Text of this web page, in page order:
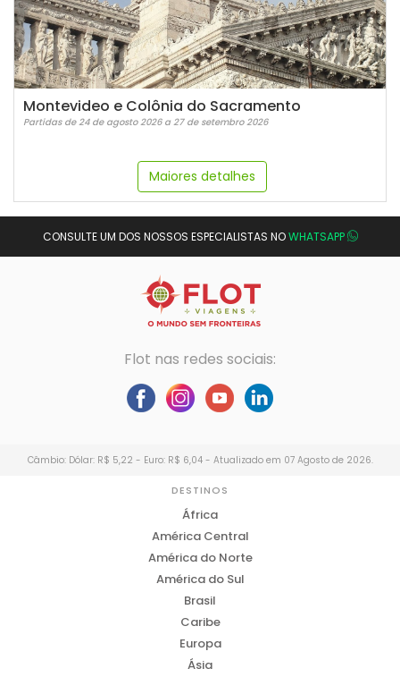
Montevideo e Colônia do Sacramento
Partidas de 24 de agosto 2026 a 27 de setembro 2026
Maiores detalhes
CONSULTE UM DOS NOSSOS ESPECIALISTAS NOWHATSAPP
Flot nas redes sociais:
Câmbio: Dólar: R$ 5,22 - Euro: R$ 6,04 - Atualizado em 07 Agosto de 2026.
DESTINOS
África
América Central
América do Norte
América do Sul
Brasil
Caribe
Europa
Ásia